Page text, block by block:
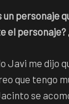
personaje
el personaje?
Javi me dijo
que tengo
se